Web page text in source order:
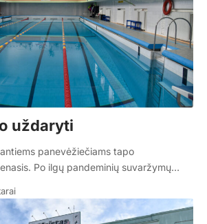
uždaryti
panevėžiečiams tapo
Po ilgų pandeminių suvaržymų…